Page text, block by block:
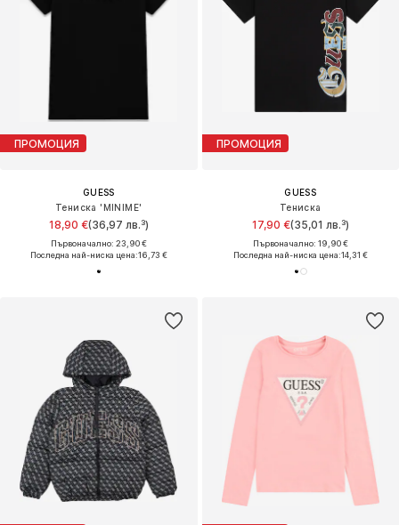
ПРОМОЦИЯ
GUESS
Тениска 'MINIME'
18,90 €(36,97 лв.³)
Първоначално: 23,90 €
Последна най-ниска цена:16,73 €
ПРОМОЦИЯ
GUESS
Тениска
17,90 €(35,01 лв.³)
Първоначално: 19,90 €
Последна най-ниска цена:14,31 €